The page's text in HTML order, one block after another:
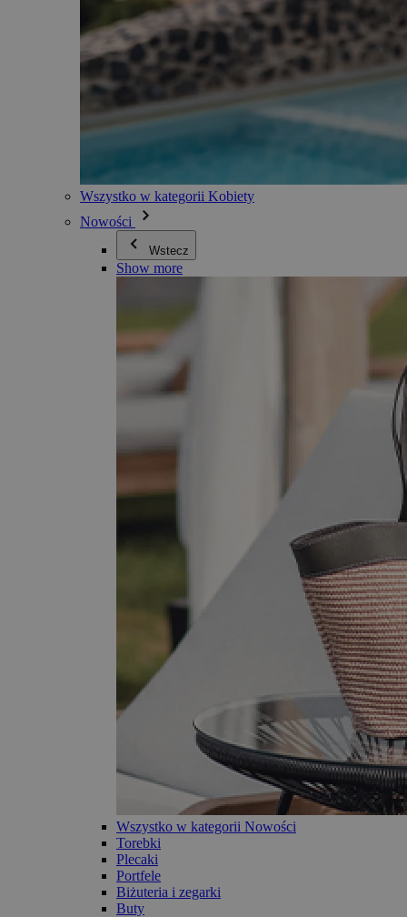
Wszystko w kategorii Kobiety
Nowości
Wstecz
Show more
Wszystko w kategorii Nowości
Torebki
Plecaki
Portfele
Biżuteria i zegarki
Buty